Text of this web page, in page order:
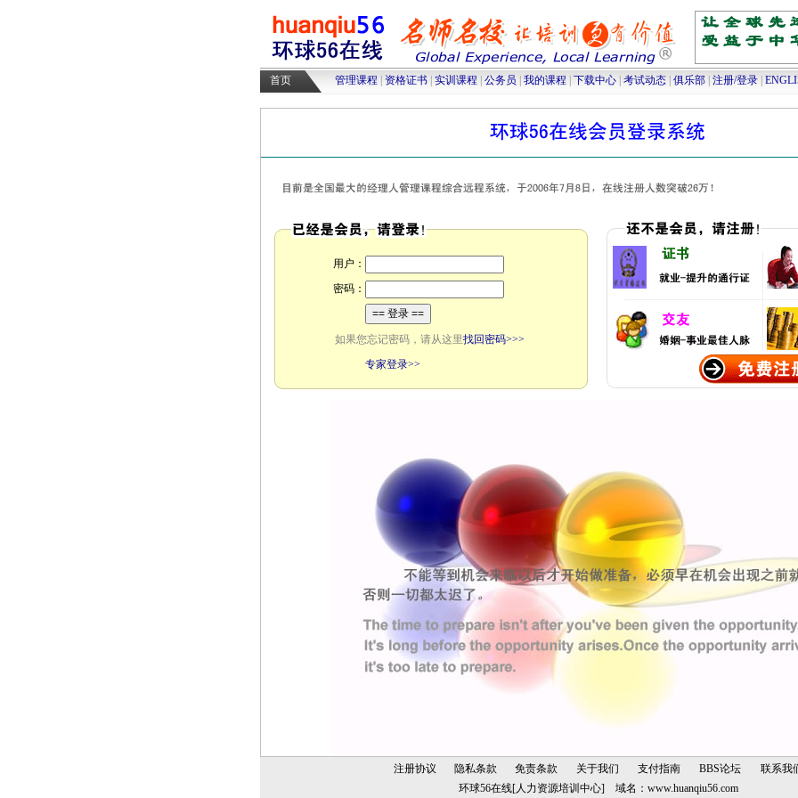
高级人力资源管理师培训 |高级物流师培训|
采购师培训|物流师培训 人力资源管理师
首页 管理课程 资格证书 实训课程 公务员 我的课程 下载中心 考试动态 俱乐部 注册/登录
用户：
密码：
如果您忘记密码，请从这里找回密码>>>
专家登录>>
注册协议 隐私条款 免责条款 关于我们 支付指南 BBS论坛
联系我
环球56在线[人力资源培训中心] 域名： www.huanqiu56.com